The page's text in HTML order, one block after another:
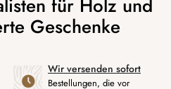
Wir versenden sofort
Bestellungen, die vor